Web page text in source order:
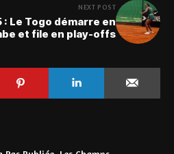
NEXT POST
: Le Togo démarre en
et file en play-offs